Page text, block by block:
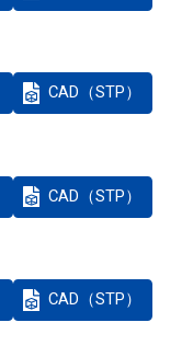
CAD（STP）
CAD（STP）
CAD（STP）